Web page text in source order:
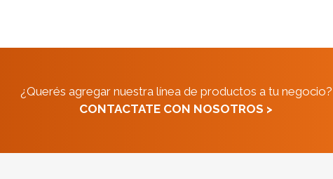
¿Querés agregar nuestra línea de productos a tu negocio?
CONTACTATE CON NOSOTROS >